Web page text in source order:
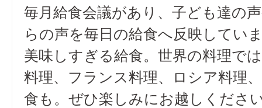
毎月給食会議があり、子ども達の
らの声を毎日の給食へ反映してい
美味しすぎる給食。世界の料理で
料理、フランス料理、ロシア料理
食も。ぜひ楽しみにお越しくださ